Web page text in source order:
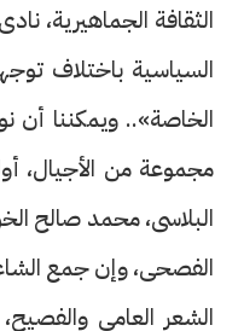
الثقافة الجماهيرية،
السياسية باختلاف
الخاصة».. ويمكننا أن
مجموعة من الأجيال،
البلاسى، محمد صالح
الفصحى، وإن جمع
الشعر العامى